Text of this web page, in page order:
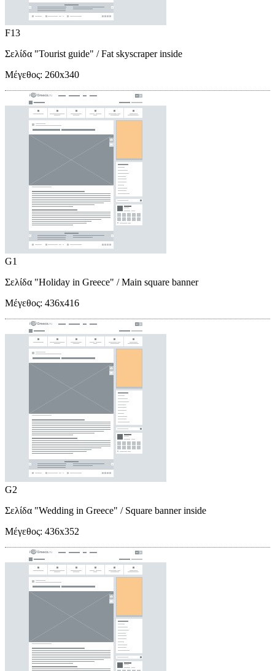
F13
Σελίδα "Tourist guide" / Fat skyscraper inside
Μέγεθος: 260x340
G1
Σελίδα "Holiday in Greece" / Main square banner
Μέγεθος: 436x416
G2
Σελίδα "Wedding in Greece" / Square banner inside
Μέγεθος: 436x352